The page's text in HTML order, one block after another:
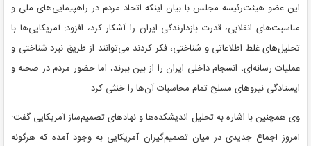
این عضو هیئت‌رئیسه مجلس با بیان اینکه اتحاد مردم در راهپیمایی‌های ملی و
مناسبت‌های انقلابی، قدرت بازدارندگی ایران را آشکار کرد، افزود: آمریکایی‌ها با
تحلیل‌های غلط اطلاعاتی و شناختی، فکر کردند می‌توانند از طریق نبرد شناختی و
عملیات رسانه‌ای، انسجام داخلی ایران را از بین ببرند، اما حضور مردم در صحنه و
ایستادگی نیروهای مسلح تمام محاسبات آن‌ها را خنثی کرد.
وی همچنین با اشاره به تحلیل اندیشکده‌ها و نهادهای تصمیم‌ساز آمریکایی گفت:
امروز اجماع جدیدی در میان تصمیم‌گیران آمریکایی به وجود آمده که هرگونه